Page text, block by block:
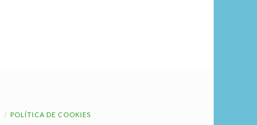
POLÍTICA DE COOKIES